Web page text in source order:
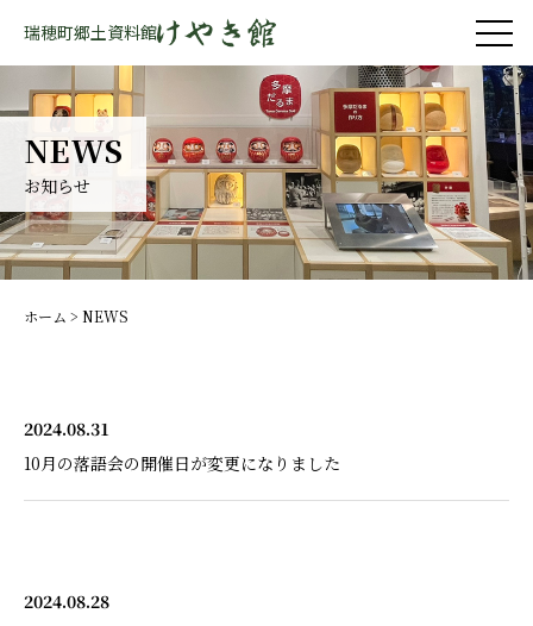
瑞穂町郷土資料館
NEWS
お知らせ
ホーム > NEWS
2024.08.31
10月の落語会の開催日が変更になりました
2024.08.28